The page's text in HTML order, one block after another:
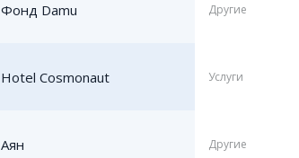
Фонд Damu Другие
Hotel Cosmonaut Услуги
Аян Другие